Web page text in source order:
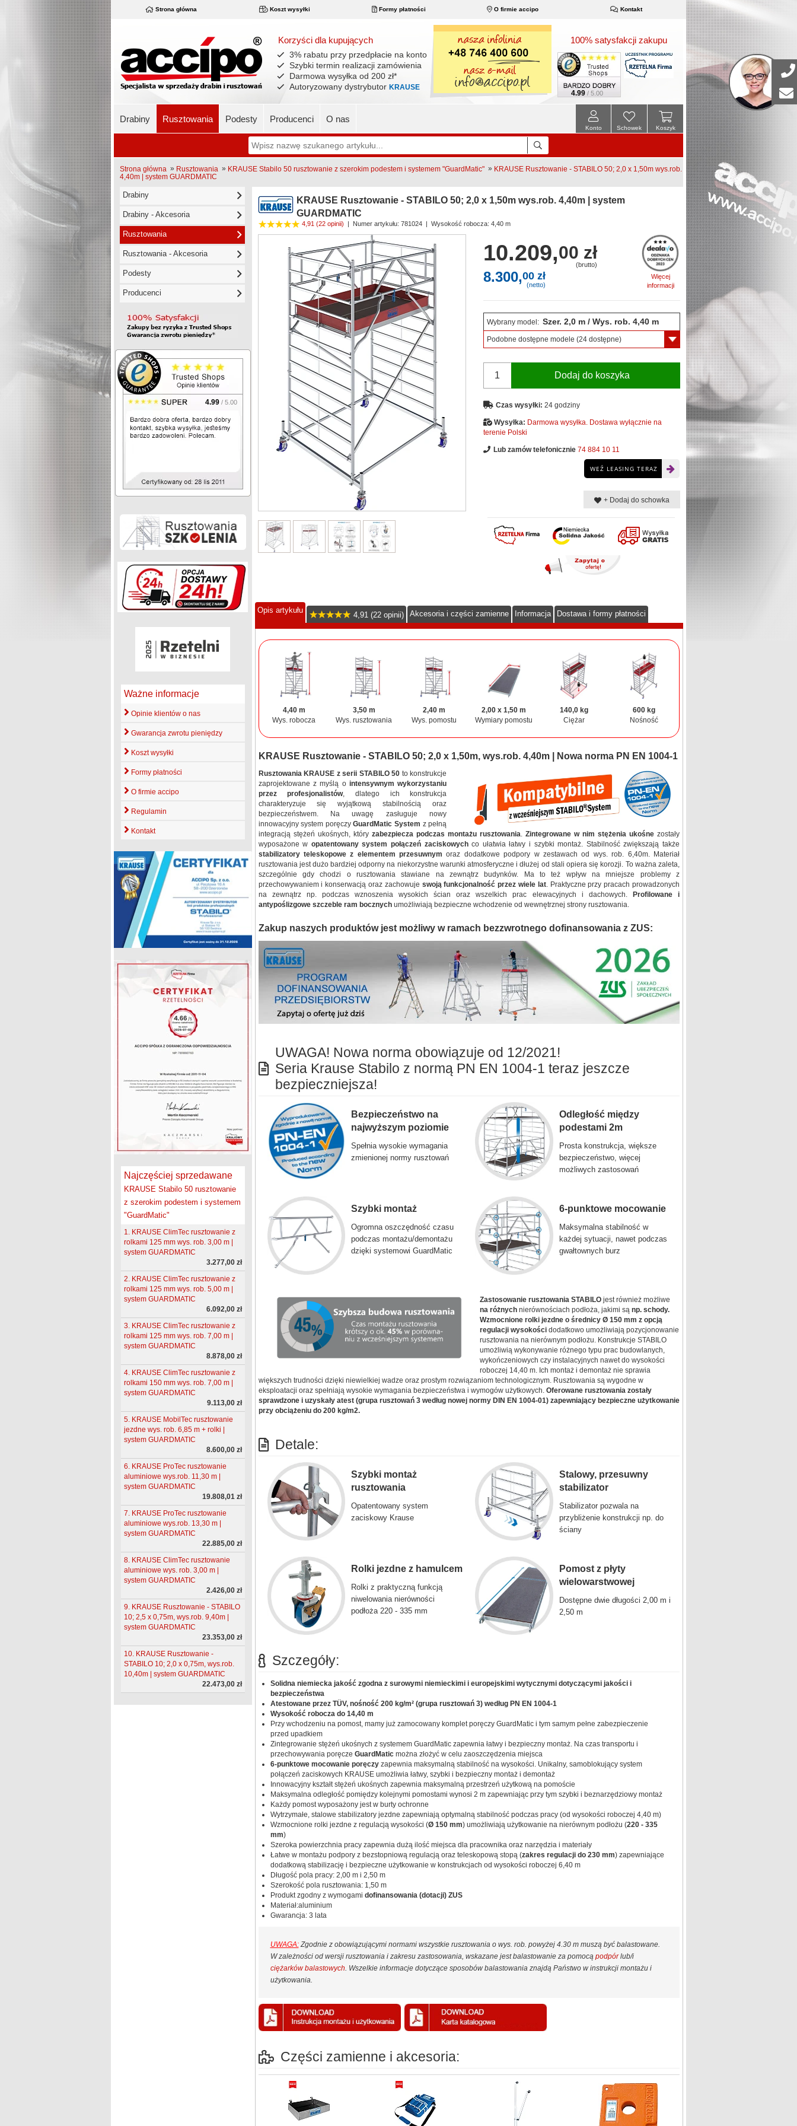
Strona główna Koszt wysyłki Formy płatności O firmie accipo Kontakt
Korzyści dla kupujących
3% rabatu przy przedpłacie na konto
Szybki termin realizacji zamówienia
Darmowa wysyłka od 200 zł*
Autoryzowany dystrybutor KRAUSE
100% satysfakcji zakupu
4.99 / 5.00
Drabiny Rusztowania Podesty Producenci O nas
Koszyk
Schowek
Konto
Strona główna » Rusztowania » KRAUSE Stabilo 50 rusztowanie z szerokim podestem i systemem "GuardMatic" » KRAUSE Rusztowanie - STABILO 50; 2,0 x 1,50m wys.rob.
4,40m | system GUARDMATIC
Drabiny
Drabiny - Akcesoria
Rusztowania
Rusztowania - Akcesoria
Podesty
Producenci
4.99 / 5.00
Ważne informacje
Opinie klientów o nas
Gwarancja zwrotu pieniędzy
Koszt wysyłki
Formy płatności
O firmie accipo
Regulamin
Kontakt
Najczęściej sprzedawane
KRAUSE Stabilo 50 rusztowanie
z szerokim podestem i systemem
"GuardMatic"
1. KRAUSE ClimTec rusztowanie z
rolkami 125 mm wys. rob. 3,00 m |
system GUARDMATIC
3.277,00 zł
2. KRAUSE ClimTec rusztowanie z
rolkami 125 mm wys. rob. 5,00 m |
system GUARDMATIC
6.092,00 zł
3. KRAUSE ClimTec rusztowanie z
rolkami 125 mm wys. rob. 7,00 m |
system GUARDMATIC
8.878,00 zł
4. KRAUSE ClimTec rusztowanie z
rolkami 150 mm wys. rob. 7,00 m |
system GUARDMATIC
9.113,00 zł
5. KRAUSE MobilTec rusztowanie
jezdne wys. rob. 6,85 m + rolki |
system GUARDMATIC
8.600,00 zł
6. KRAUSE ProTec rusztowanie
aluminiowe wys.rob. 11,30 m |
system GUARDMATIC
19.808,01 zł
7. KRAUSE ProTec rusztowanie
aluminiowe wys.rob. 13,30 m |
system GUARDMATIC
22.885,00 zł
8. KRAUSE ClimTec rusztowanie
aluminiowe wys. rob. 3,00 m |
system GUARDMATIC
2.426,00 zł
9. KRAUSE Rusztowanie - STABILO
10; 2,5 x 0,75m, wys.rob. 9,40m |
system GUARDMATIC
23.353,00 zł
10. KRAUSE Rusztowanie -
STABILO 10; 2,0 x 0,75m, wys.rob.
10,40m | system GUARDMATIC
22.473,00 zł
KRAUSE Rusztowanie - STABILO 50; 2,0 x 1,50m wys.rob. 4,40m | system
GUARDMATIC
4,91 (22 opinii) | Numer artykułu: 781024 | Wysokość robocza: 4,40 m
Więcej
informacji
10.209,00 zł
(brutto)
8.300,00 zł
(netto)
Wybrany model: Szer. 2,0 m / Wys. rob. 4,40 m
Podobne dostępne modele (24 dostępne)
Dodaj do koszyka
Czas wysyłki: 24 godziny
Wysyłka: Darmowa wysyłka. Dostawa wyłącznie na
terenie Polski
Lub zamów telefonicznie 74 884 10 11
WEŹ LEASING TERAZ
+ Dodaj do schowka
Opis artykułu
4,91 (22 opinii) Akcesoria i części zamienne Informacja Dostawa i formy płatności
4,40 m
Wys. robocza
3,50 m
Wys. rusztowania
2,40 m
Wys. pomostu
2,00 x 1,50 m
Wymiary pomostu
140,0 kg
Ciężar
600 kg
Nośność
KRAUSE Rusztowanie - STABILO 50; 2,0 x 1,50m, wys.rob. 4,40m | Nowa norma PN EN 1004-1
Rusztowania KRAUSE z serii STABILO 50 to konstrukcje
zaprojektowane z myślą ointensywnym wykorzystaniu
przez profesjonalistów, dlatego ich konstrukcja
charakteryzuje się wyjątkową stabilnością oraz
bezpieczeństwem. Na uwagę zasługuje nowy
innowacyjny system poręczyGuardMatic System z pełną
integracją stężeń ukośnych, który zabezpiecza podczas montażu rusztowania. Zintegrowane w nim stężenia ukośnezostały
wyposażone w opatentowany system połączeń zaciskowychco ułatwia łatwy i szybki montaż. Stabilność zwiększają także
stabilizatory teleskopowe z elementem przesuwnym oraz dodatkowe podpory w zestawach od wys. rob. 6,40m. Materiał
rusztowania jest dużo bardziej odporny na niekorzystne warunki atmosferyczne i dłużej od stali opiera się korozji. To ważna zaleta,
szczególnie gdy chodzi o rusztowania stawiane na zewnątrz budynków. Ma to też wpływ na mniejsze problemy z
przechowywaniem i konserwacją oraz zachowuje swoją funkcjonalność przez wiele lat. Praktyczne przy pracach prowadzonych
na zewnątrz np. podczas wznoszenia wysokich ścian oraz wszelkich prac elewacyjnych i dachowych.
Profilowane i
antypoślizgowe szczeble ram bocznychumożliwiają bezpieczne wchodzenie od wewnętrznej strony rusztowania.
Zakup naszych produktów jest możliwy w ramach bezzwrotnego dofinansowania z ZUS:
UWAGA! Nowa norma obowiązuje od 12/2021!
Seria Krause Stabilo z normą PN EN 1004-1 teraz jeszcze
bezpieczniejsza!
Bezpieczeństwo na
najwyższym poziomie
Spełnia wysokie wymagania
zmienionej normy rusztowań
Odległość między
podestami 2m
Prosta konstrukcja, większe
bezpieczeństwo, więcej
możliwych zastosowań
Szybki montaż
Ogromna oszczędność czasu
podczas montażu/demontażu
dzięki systemowi GuardMatic
6-punktowe mocowanie
Maksymalna stabilność w
każdej sytuacji, nawet podczas
gwałtownych burz
Zastosowanie rusztowania STABILO jest również możliwe
na różnych nierównościach podłoża, jakimi sąnp. schody.
Wzmocnione rolki jezdne o średnicy Ø 150 mm z opcją
regulacji wysokości dodatkowo umożliwiają pozycjonowanie
rusztowania na nierównym podłożu. Konstrukcje STABILO
umożliwią wykonywanie różnego typu prac budowlanych,
wykończeniowych czy instalacyjnych nawet do wysokości
roboczej 14,40 m. Ich montaż i demontaż nie sprawia
większych trudności dzięki niewielkiej wadze oraz prostym rozwiązaniom technologicznym. Rusztowania są wygodne w
eksploatacji oraz spełniają wysokie wymagania bezpieczeństwa i wymogów użytkowych. Oferowane rusztowania zostały
sprawdzone i uzyskały atest (grupa rusztowań 3 według nowej normy DIN EN 1004-01) zapewniający bezpieczne użytkowanie
przy obciążeniu do 200 kg/m2.
Detale:
Szybki montaż
rusztowania
Opatentowany system
zaciskowy Krause
Stalowy, przesuwny
stabilizator
Stabilizator pozwala na
przybliżenie konstrukcji np. do
ściany
Rolki jezdne z hamulcem
Rolki z praktyczną funkcją
niwelowania nierówności
podłoża 220 - 335 mm
Pomost z płyty
wielowarstwowej
Dostępne dwie długości 2,00 m i
2,50 m
Szczegóły:
Solidna niemiecka jakość zgodna z surowymi niemieckimi i europejskimi wytycznymi dotyczącymi jakości i
bezpieczeństwa
Atestowane przez TÜV, nośność 200 kg/m² (grupa rusztowań 3) według PN EN 1004-1
Wysokość robocza do 14,40 m
Przy wchodzeniu na pomost, mamy już zamocowany komplet poręczy GuardMatic i tym samym pełne zabezpieczenie
przed upadkiem
Zintegrowanie stężeń ukośnych z systemem GuardMatic zapewnia łatwy i bezpieczny montaż. Na czas transportu i
przechowywania poręcze GuardMaticmożna złożyć w celu zaoszczędzenia miejsca
6-punktowe mocowanie poręczyzapewnia maksymalną stabilność na wysokości. Unikalny, samoblokujący system
połączeń zaciskowych KRAUSE umożliwia łatwy, szybki i bezpieczny montaż i demontaż
Innowacyjny kształt stężeń ukośnych zapewnia maksymalną przestrzeń użytkową na pomoście
Maksymalna odległość pomiędzy kolejnymi pomostami wynosi 2 m zapewniając przy tym szybki i beznarzędziowy montaż
Każdy pomost wyposażony jest w burty ochronne
Wytrzymałe, stalowe stabilizatory jezdne zapewniają optymalną stabilność podczas pracy (od wysokości roboczej 4,40 m)
Wzmocnione rolki jezdne z regulacją wysokości (Ø 150 mm) umożliwiają użytkowanie na nierównym podłożu (220 - 335
mm)
Szeroka powierzchnia pracy zapewnia dużą ilość miejsca dla pracownika oraz narzędzia i materiały
Łatwe w montażu podpory z bezstopniową regulacją oraz teleskopową stopą (zakres regulacji do 230 mm) zapewniające
dodatkową stabilizację i bezpieczne użytkowanie w konstrukcjach od wysokości roboczej 6,40 m
Długość pola pracy: 2,00 m i 2,50 m
Szerokość pola rusztowania: 1,50 m
Produkt zgodny z wymogami dofinansowania (dotacji) ZUS
Materiał:aluminium
Gwarancja: 3 lata
UWAGA: Zgodnie z obowiązującymi normami wszystkie rusztowania o wys. rob. powyżej 4.30 m muszą być balastowane.
W zależności od wersji rusztowania i zakresu zastosowania, wskazane jest balastowanie za pomocą podpórlub/i
ciężarków balastowych. Wszelkie informacje dotyczące sposobów balastowania znajdą Państwo w instrukcji montażu i
użytkowania.
Części zamienne i akcesoria: